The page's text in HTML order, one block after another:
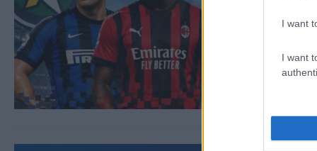
I want
I want